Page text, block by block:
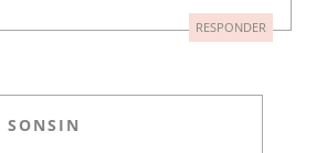
RESPONDER
SONSIN